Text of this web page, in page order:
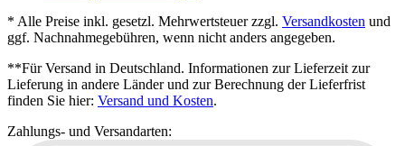
* Alle Preise inkl. gesetzl. Mehrwertsteuer zzgl. Versandkosten und
ggf. Nachnahmegebühren, wenn nicht anders angegeben.
**Für Versand in Deutschland. Informationen zur Lieferzeit zur
Lieferung in andere Länder und zur Berechnung der Lieferfrist
finden Sie hier: Versand und Kosten.
Zahlungs- und Versandarten: